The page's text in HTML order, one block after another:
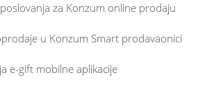
za Konzum online prodaju
u Konzum Smart prodavaonici
e-gift mobilne aplikacije